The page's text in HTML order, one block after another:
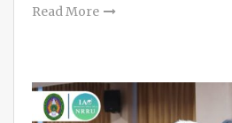
Read More